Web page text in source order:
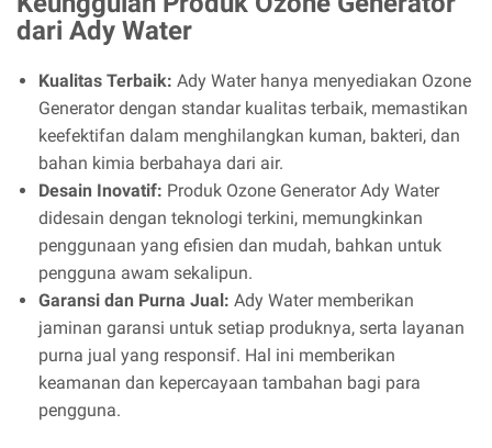
dari Ady Water
Kualitas Terbaik: Ady Water hanya menyediakan Ozone
Generator dengan standar kualitas terbaik, memastikan
keefektifan dalam menghilangkan kuman, bakteri, dan
bahan kimia berbahaya dari air.
Desain Inovatif: Produk Ozone Generator Ady Water
didesain dengan teknologi terkini, memungkinkan
penggunaan yang efisien dan mudah, bahkan untuk
pengguna awam sekalipun.
Garansi dan Purna Jual: Ady Water memberikan
jaminan garansi untuk setiap produknya, serta layanan
purna jual yang responsif. Hal ini memberikan
keamanan dan kepercayaan tambahan bagi para
pengguna.